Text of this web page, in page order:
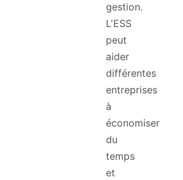
gestion.
L'ESS
peut
aider
différentes
entreprises
à
économiser
du
temps
et